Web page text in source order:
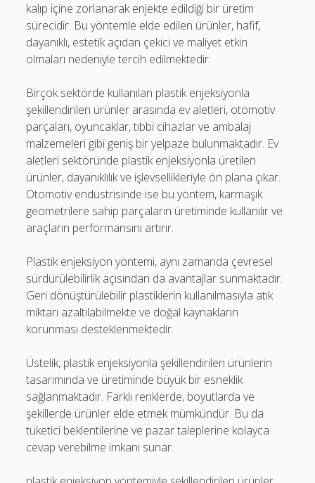
kalıp içine zorlanarak enjekte edildiği bir üretim
sürecidir. Bu yöntemle elde edilen ürünler, hafif,
dayanıklı, estetik açıdan çekici ve maliyet etkin
olmaları nedeniyle tercih edilmektedir.
Birçok sektörde kullanılan plastik enjeksiyonla
şekillendirilen ürünler arasında ev aletleri, otomotiv
parçaları, oyuncaklar, tıbbi cihazlar ve ambalaj
malzemeleri gibi geniş bir yelpaze bulunmaktadır. Ev
aletleri sektöründe plastik enjeksiyonla üretilen
ürünler, dayanıklılık ve işlevsellikleriyle ön plana çıkar.
Otomotiv endüstrisinde ise bu yöntem, karmaşık
geometrilere sahip parçaların üretiminde kullanılır ve
araçların performansını artırır.
Plastik enjeksiyon yöntemi, aynı zamanda çevresel
sürdürülebilirlik açısından da avantajlar sunmaktadır.
Geri dönüştürülebilir plastiklerin kullanılmasıyla atık
miktarı azaltılabilmekte ve doğal kaynakların
korunması desteklenmektedir.
Üstelik, plastik enjeksiyonla şekillendirilen ürünlerin
tasarımında ve üretiminde büyük bir esneklik
sağlanmaktadır. Farklı renklerde, boyutlarda ve
şekillerde ürünler elde etmek mümkündür. Bu da
tüketici beklentilerine ve pazar taleplerine kolayca
cevap verebilme imkanı sunar.